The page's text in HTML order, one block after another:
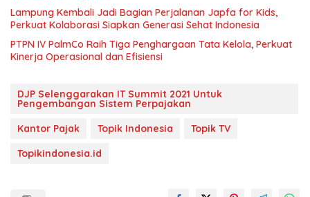
Lampung Kembali Jadi Bagian Perjalanan Japfa for Kids,
Perkuat Kolaborasi Siapkan Generasi Sehat Indonesia
PTPN IV PalmCo Raih Tiga Penghargaan Tata Kelola, Perkuat
Kinerja Operasional dan Efisiensi
DJP Selenggarakan IT Summit 2021 Untuk
Pengembangan Sistem Perpajakan
Kantor Pajak
Topik Indonesia
Topik TV
Topikindonesia.id